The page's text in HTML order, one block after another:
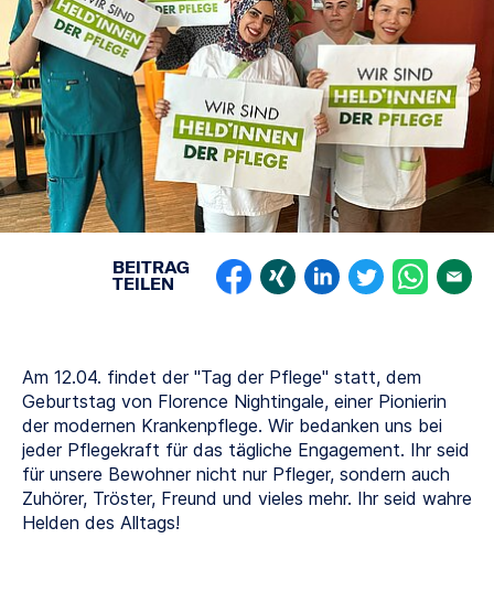
BEITRAG
TEILEN
Am 12.04. findet der "Tag der Pflege" statt, dem
Geburtstag von Florence Nightingale, einer Pionierin
der modernen Krankenpflege. Wir bedanken uns bei
jeder Pflegekraft für das tägliche Engagement. Ihr seid
für unsere Bewohner nicht nur Pfleger, sondern auch
Zuhörer, Tröster, Freund und vieles mehr. Ihr seid wahre
Helden des Alltags!